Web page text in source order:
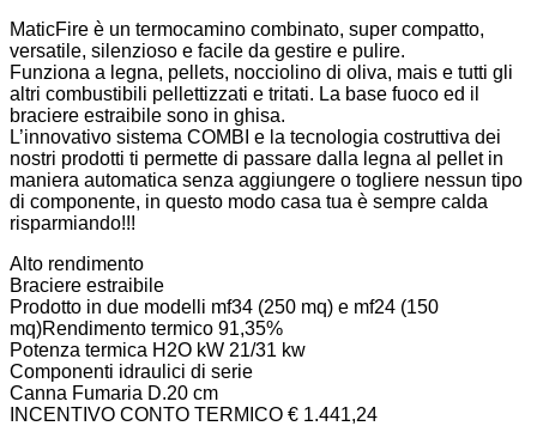
MaticFire è un termocamino combinato, super compatto,
versatile, silenzioso e facile da gestire e pulire.
Funziona a legna, pellets, nocciolino di oliva, mais e tutti gli
altri combustibili pellettizzati e tritati. La base fuoco ed il
braciere estraibile sono in ghisa.
L’innovativo sistema COMBI e la tecnologia costruttiva dei
nostri prodotti ti permette di passare dalla legna al pellet in
maniera automatica senza aggiungere o togliere nessun tipo
di componente, in questo modo casa tua è sempre calda
risparmiando!!!
Alto rendimento
Braciere estraibile
Prodotto in due modelli mf34 (250 mq) e mf24 (150
mq)Rendimento termico 91,35%
Potenza termica H2O kW 21/31 kw
Componenti idraulici di serie
Canna Fumaria D.20 cm
INCENTIVO CONTO TERMICO € 1.441,24